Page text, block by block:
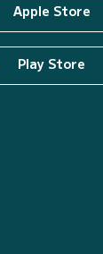
Apple Store
Play Store